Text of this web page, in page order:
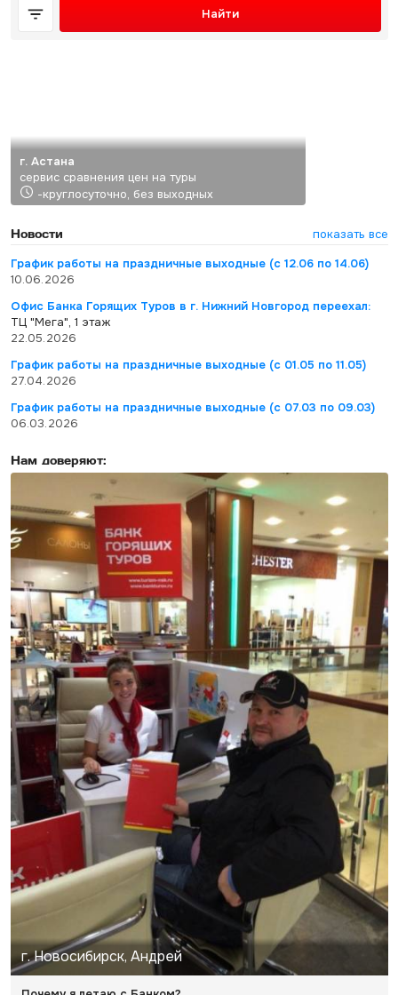
Найти
г. Астана
сервис сравнения цен на туры
-круглосуточно, без выходных
Новости
показать все
График работы на праздничные выходные (с 12.06 по 14.06)
10.06.2026
Офис Банка Горящих Туров в г. Нижний Новгород переехал:
ТЦ "Мега", 1 этаж
22.05.2026
График работы на праздничные выходные (с 01.05 по 11.05)
27.04.2026
График работы на праздничные выходные (с 07.03 по 09.03)
06.03.2026
Нам доверяют:
г. Новосибирск, Андрей